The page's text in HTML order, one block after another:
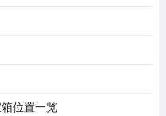
-importfont导入字体，下
些字体要改变对话框右
号归属的字体，然后在
输入符号，一般就可以
箱位置一览